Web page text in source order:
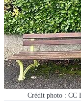
Crédit photo : CC